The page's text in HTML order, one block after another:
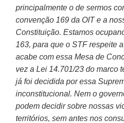
principalmente o de sermos
convenção 169 da OIT e a
Constituição. Estamos
163, para que o STF respeite
acabe com essa Mesa de
vez a Lei 14.701/23 do marco
já foi decidida por essa
inconstitucional. Nem o
podem decidir sobre nossas
territórios, sem antes nos